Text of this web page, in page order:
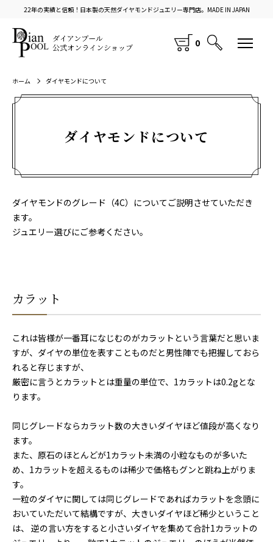
22年の実績と信頼！日本製の天然ダイヤモンドジュエリー専門店。MADE IN JAPAN
0
ホーム ダイヤモンドについて
ダイヤモンドについて
ダイヤモンドのグレード（4C）についてご説明させていただき
ます。
ジュエリー選びにご参考ください。
カラット
これは皆様が一番耳になじむのがカラットという言葉だと思いま
すが、ダイヤの単位を表すことものだと男性陣でも把握しておら
れると存じますが、
厳密に言うとカラットとは重量の単位で、1カラットは0.2gとな
ります。
同じグレードならカラット数の大きいダイヤほど値段が高くなり
ます。
また、原石のほとんどが1カラット未満の小粒なものが多いた
め、1カラットを超えるものは稀少で価格もグンと跳ね上がりま
す。
一粒のダイヤに関しては同じグレードであればカラットを念頭に
おいていただいて結構ですが、大きいダイヤほど稀少ということ
は、 逆の言い方をすると小さいダイヤを集めて合計1カラットの